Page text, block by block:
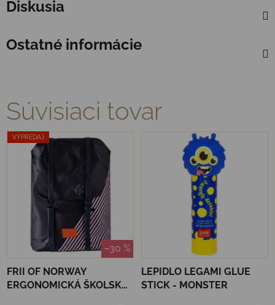
Diskusia
Ostatné informácie
Súvisiaci tovar
VÝPREDAJ
–30 %
FRII OF NORWAY
ERGONOMICKÁ ŠKOLSKÁ
LEPIDLO LEGAMI GLUE
STICK - MONSTER